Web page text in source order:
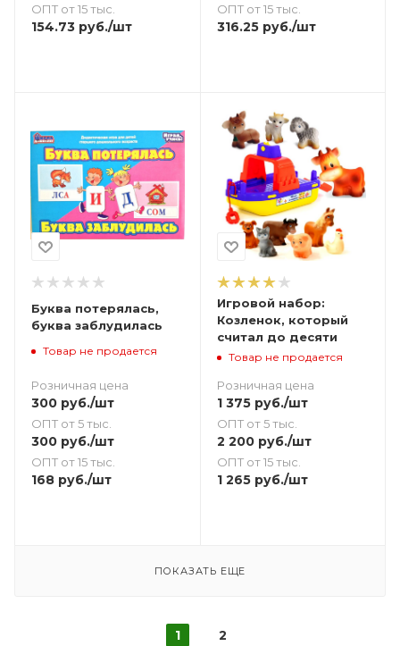
ОПТ от 15 тыс.
154.73 руб./шт
ОПТ от 15 тыс.
316.25руб./шт
Буква потерялась,
буква заблудилась
Товар не продается
Розничная цена
300 руб./шт
ОПТ от 5 тыс.
300 руб./шт
ОПТ от 15 тыс.
168 руб./шт
Игровой набор:
Козленок, который
считал до десяти
Товар не продается
Розничная цена
1 375руб./шт
ОПТ от 5 тыс.
2 200руб./шт
ОПТ от 15 тыс.
1 265руб./шт
ПОКАЗАТЬ ЕЩЕ
1 2